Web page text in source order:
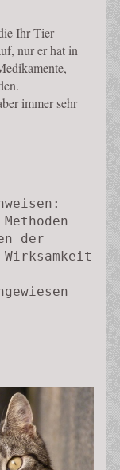
Ihr Tier
nur er hat in
immer sehr
der